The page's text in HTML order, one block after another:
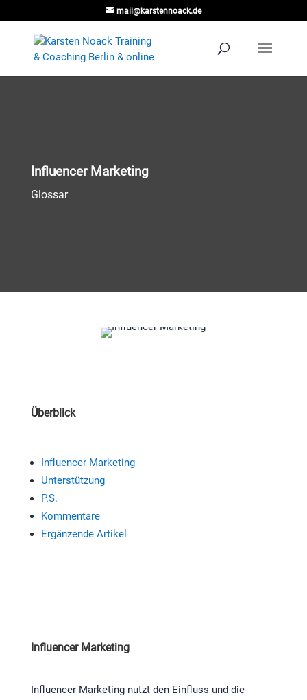
mail@karstennoack.de
Influencer Marketing
Glossar
Überblick
Influencer Marketing
Unterstützung
P.S.
Kommentare
Ergänzende Artikel
Influencer Marketing
Influencer Marketing nutzt den Einfluss und die